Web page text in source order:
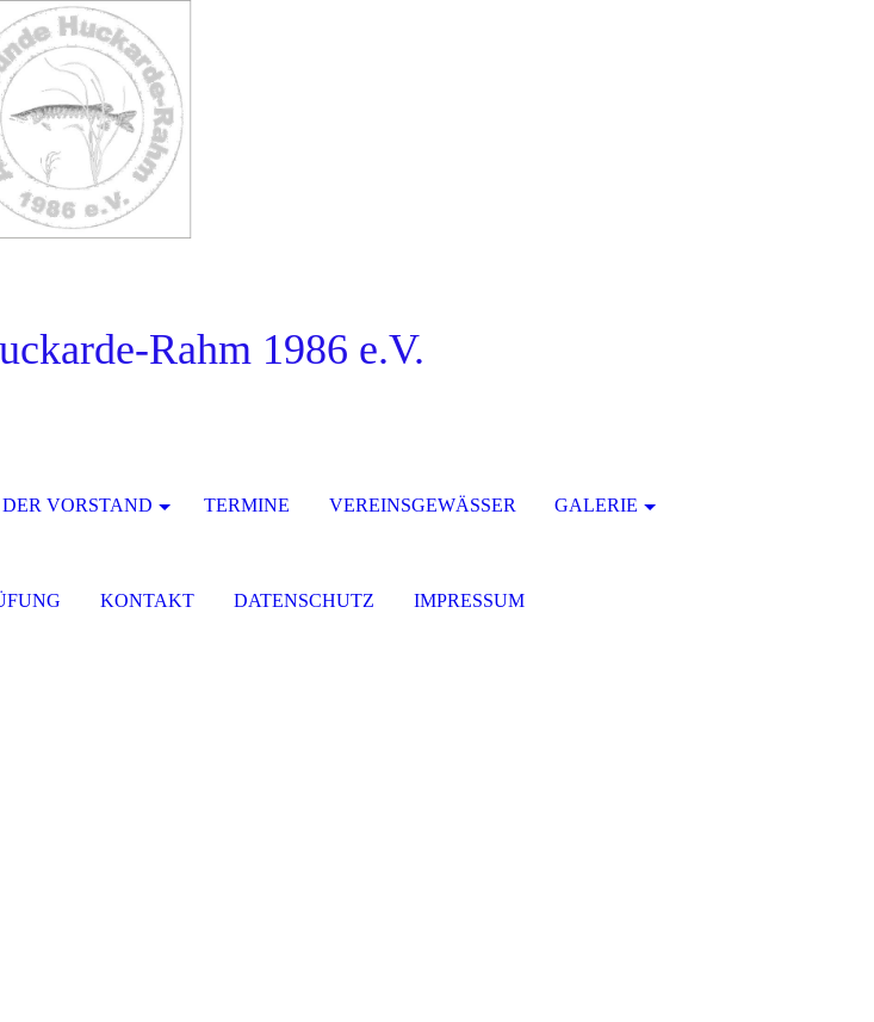
Rahm 1986 e.V.
DER VORSTAND TERMINE VEREINSGEWÄSSER GALERIE
KONTAKT DATENSCHUTZ IMPRESSUM